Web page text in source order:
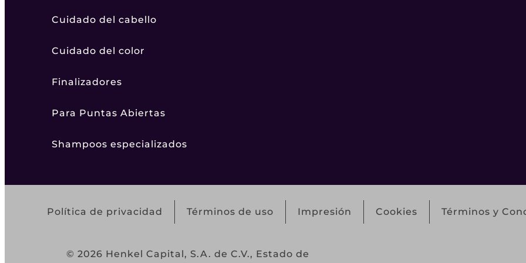
Cuidado del cabello
Cuidado del color
Finalizadores
Para Puntas Abiertas
Shampoos especializados
Política de privacidad Términos de uso Impresión Cookies Términos y
© 2026 Henkel Capital, S.A. de C.V., Estado de